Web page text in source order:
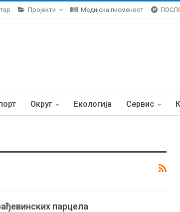
Пројекти Медијска писменост
Округ Екологија Сервис
парцела